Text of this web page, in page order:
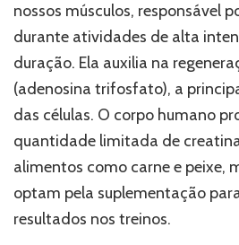
nossos músculos, responsável
durante atividades de alta
duração. Ela auxilia na
(adenosina trifosfato), a
das células. O corpo humano
quantidade limitada de
alimentos como carne e peixe,
optam pela suplementação
resultados nos treinos.